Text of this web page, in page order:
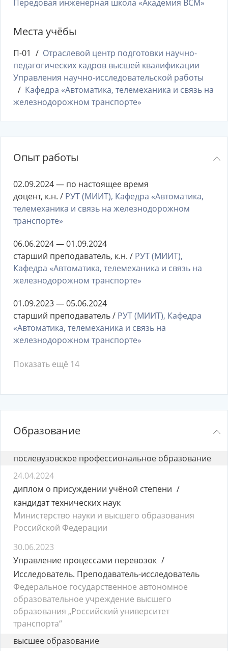
Передовая инженерная школа «Академия ВСМ»
Места учёбы
П-01
Отраслевой центр подготовки научно-
педагогических кадров высшей квалификации
Управления научно-исследовательской работы
Кафедра «Автоматика, телемеханика и связь на
железнодорожном транспорте»
Опыт работы
02.09.2024 — по настоящее время
доцент, к.н. / РУТ (МИИТ), Кафедра «Автоматика,
телемеханика и связь на железнодорожном
транспорте»
06.06.2024 — 01.09.2024
старший преподаватель, к.н. / РУТ (МИИТ),
Кафедра «Автоматика, телемеханика и связь на
железнодорожном транспорте»
01.09.2023 — 05.06.2024
старший преподаватель / РУТ (МИИТ), Кафедра
«Автоматика, телемеханика и связь на
железнодорожном транспорте»
Показать ещё 14
Образование
послевузовское профессиональное образование
24.04.2024
диплом о присуждении учёной степени
кандидат технических наук
Министерство науки и высшего образования
Российской Федерации
30.06.2023
Управление процессами перевозок
Исследователь. Преподаватель-исследователь
Федеральное государственное автономное
образовательное учреждение высшего
образования „Российский университет
транспорта“
высшее образование